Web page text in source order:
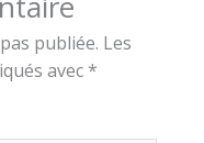
publiée. Les
avec *